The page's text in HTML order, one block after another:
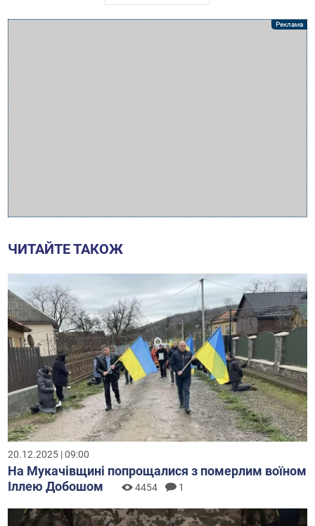
ЧИТАЙТЕ ТАКОЖ
20.12.2025 | 09:00
На Мукачівщині попрощалися з померлим воїном
Іллею Добошом
4454 1